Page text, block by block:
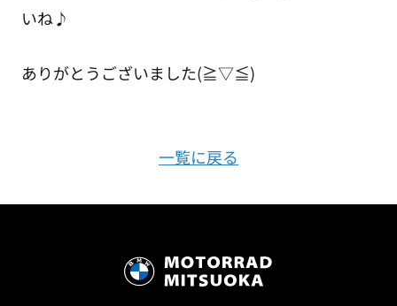
いね♪
ありがとうございました(≧▽≦)
一覧に戻る